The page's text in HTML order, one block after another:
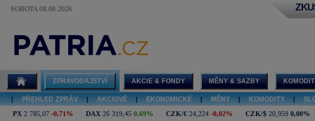
SOBOTA 08.08.2026
ZPRAVODAJSTVÍ AKCIE & FONDY MĚNY & SAZBY
PŘEHLED ZPRÁV AKCIOVÉ EKONOMICKÉ MĚNY KOMODITY
PX 2 785,07 -0,71% DAX 26 319,45 0,69% CZK/€ 24,224 -0,02% CZK/$ 20,959 0,00%